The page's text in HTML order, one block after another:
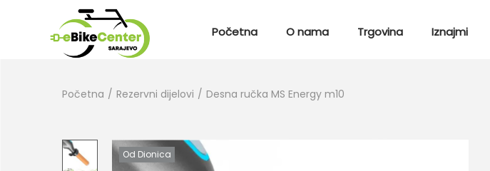
Početna O nama Trgovina Iznajmi
Početna / Rezervni dijelovi / Desna ručka MS Energy m10
Od Dionica